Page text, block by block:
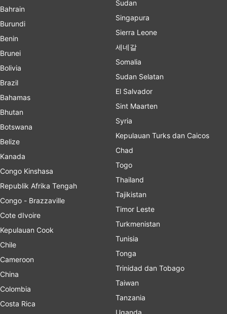
Bahrain
Burundi
Benin
Brunei
Bolivia
Brazil
Bahamas
Bhutan
Botswana
Belize
Kanada
Congo Kinshasa
Republik Afrika Tengah
Congo - Brazzaville
Cote dIvoire
Kepulauan Cook
Chile
Cameroon
China
Colombia
Costa Rica
Sudan
Singapura
Sierra Leone
세네갈
Somalia
Sudan Selatan
El Salvador
Sint Maarten
Syria
Kepulauan Turks dan Caicos
Chad
Togo
Thailand
Tajikistan
Timor Leste
Turkmenistan
Tunisia
Tonga
Trinidad dan Tobago
Taiwan
Tanzania
Uganda